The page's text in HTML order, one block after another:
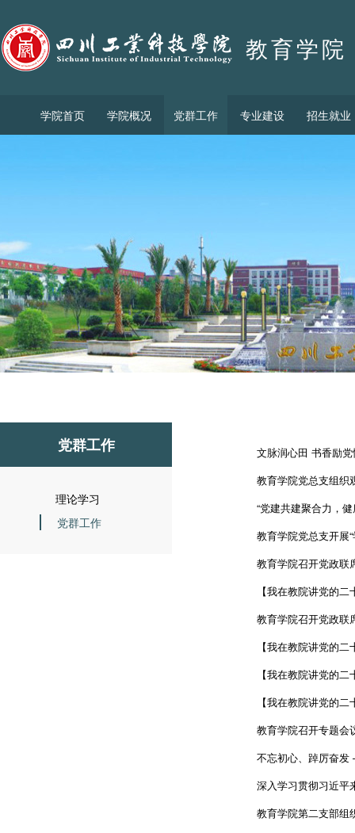
教育学院
学院首页 学院概况 党群工作 专业建设 招生就业
党群工作
理论学习
党群工作
文脉润心田 书香励
教育学院党总支组织
“党建共建聚合力，
教育学院党总支开展
教育学院召开党政联
【我在教院讲党的
教育学院召开党政联
【我在教院讲党的
【我在教院讲党的
【我在教院讲党的
教育学院召开专题会
不忘初心、踔厉奋
深入学习贯彻习近平
教育学院第二支部组